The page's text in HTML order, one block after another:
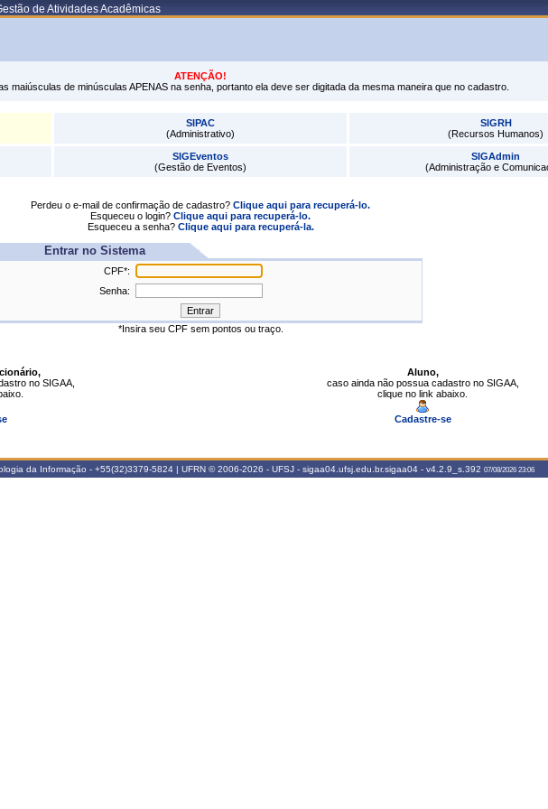
de Atividades Acadêmicas
ATENÇÃO!
maiúsculas de minúsculas APENAS na senha, portanto ela deve ser digitada da mesma maneira que no cadastro.
SIPAC
(Administrativo)
SIGRH
(Recursos Humanos)
SIGEventos
(Gestão de Eventos)
SIGAdmin
(Administração e
Perdeu o e-mail de confirmação de cadastro? Clique aqui para recuperá-lo.
Esqueceu o login? Clique aqui para recuperá-lo.
Esqueceu a senha? Clique aqui para recuperá-la.
Entrar no Sistema
CPF*:
Senha:
*Insira seu CPF sem pontos ou traço.
no SIGAA,
Aluno,
caso ainda não possua cadastro no SIGAA,
clique no link abaixo.
Cadastre-se
da Informação - +55(32)3379-5824 | UFRN © 2006-2026 - UFSJ - sigaa04.ufsj.edu.br.sigaa04 - v4.2.9_s.392 07/08/2026 23:06